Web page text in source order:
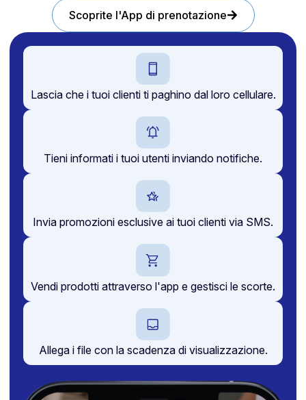
Scoprite l'App di prenotazione
Lascia che i tuoi clienti ti paghino dal loro cellulare.
Tieni informati i tuoi utenti inviando notifiche.
Invia promozioni esclusive ai tuoi clienti via SMS.
Vendi prodotti attraverso l'app e gestisci le scorte.
Allega i file con la scadenza di visualizzazione.